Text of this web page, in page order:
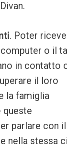
. Poter
o il
in contatto
il loro
la famiglia
queste
parlare con il
nella stessa